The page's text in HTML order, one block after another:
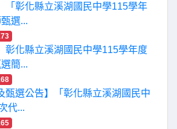
「彰化縣立溪湖國民中學115學年
選...
彰化縣立溪湖國民中學115學年度
簡...
甄選公告】「彰化縣立溪湖國民中
代...